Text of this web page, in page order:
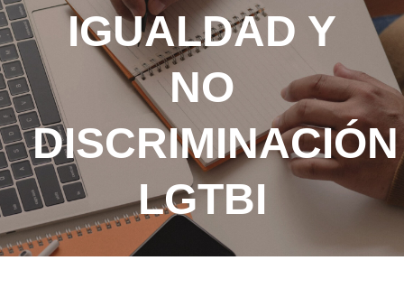
IGUALDAD Y
NO
DISCRIMINACIÓN
LGTBI